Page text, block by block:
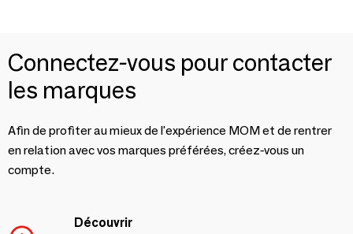
Connectez-vous pour contacter
les marques
Afin de profiter au mieux de l'expérience MOM et de rentrer
en relation avec vos marques préférées, créez-vous un
compte.
Découvrir